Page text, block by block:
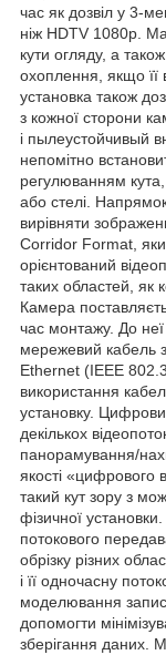
час як дозвіл у 3-
ніж HDTV 1080p.
кути огляду, а
охоплення, якщо її
установка також
з кожної сторони
і пылеустойчивый
непомітно
регулюванням
або стелі.
вирівняти
Corridor Format,
орієнтований
таких областей, як
Камера
час монтажу. До
мережевий кабель
Ethernet (IEEE
використання
установку.
декількох
панорамування/
якості «цифрового
такий кут зору з
фізичної
потокового
обрізку різних
і її одночасну
моделювання
допомогти
зберігання даних.